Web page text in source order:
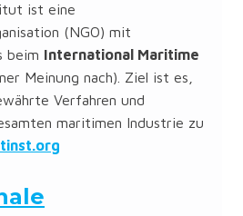
ist eine
(NGO) mit
beim International Maritime
Meinung nach). Ziel ist es,
Verfahren und
maritimen Industrie zu